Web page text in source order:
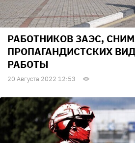
РАБОТНИКОВ ЗАЭС,
ПРОПАГАНДИСТСКИХ
РАБОТЫ
20 Августа 2022 12:53